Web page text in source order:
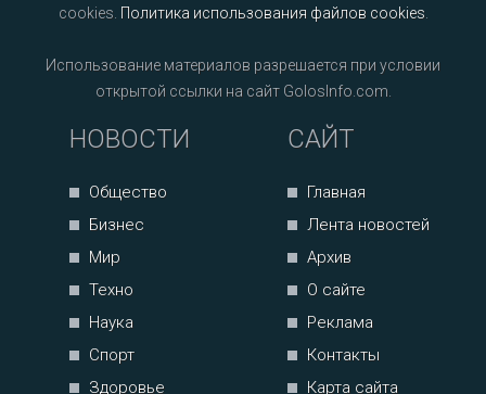
cookies. Политика использования файлов cookies
Использование материалов разрешается при условии
открытой ссылки на сайт GolosInfo.com.
НОВОСТИ
Общество
Бизнес
Мир
Техно
Наука
Спорт
Здоровье
САЙТ
Главная
Лента новостей
Архив
О сайте
Реклама
Контакты
Карта сайта